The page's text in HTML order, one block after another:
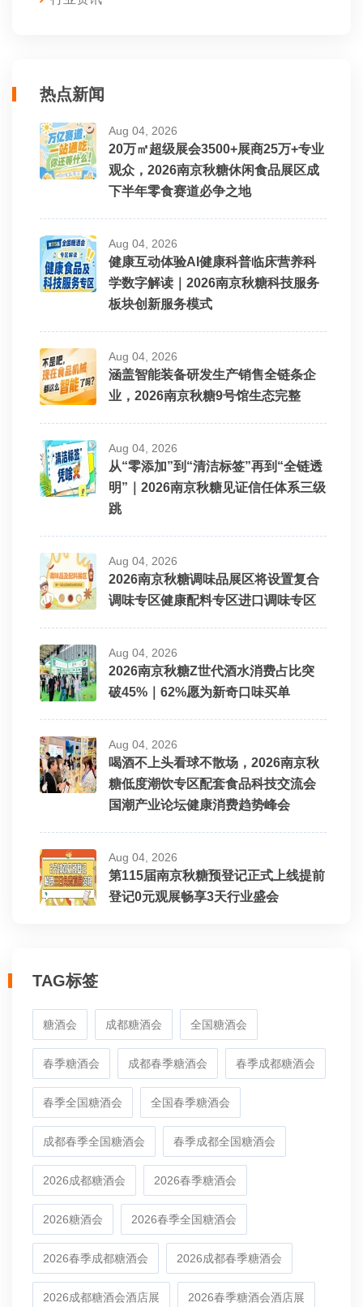
热点新闻
Aug 04, 2026
20万㎡超级展会3500+展商25万+专业
观众，2026南京秋糖休闲食品展区成
下半年零食赛道必争之地
Aug 04, 2026
健康互动体验AI健康科普临床营养科
学数字解读｜2026南京秋糖科技服务
板块创新服务模式
Aug 04, 2026
涵盖智能装备研发生产销售全链条企
业，2026南京秋糖9号馆生态完整
Aug 04, 2026
从“零添加”到“清洁标签”再到“全链透
明”｜2026南京秋糖见证信任体系三级
跳
Aug 04, 2026
2026南京秋糖调味品展区将设置复合
调味专区健康配料专区进口调味专区
Aug 04, 2026
2026南京秋糖Z世代酒水消费占比突
破45%｜62%愿为新奇口味买单
Aug 04, 2026
喝酒不上头看球不散场，2026南京秋
糖低度潮饮专区配套食品科技交流会
国潮产业论坛健康消费趋势峰会
Aug 04, 2026
第115届南京秋糖预登记正式上线提前
登记0元观展畅享3天行业盛会
TAG标签
糖酒会 成都糖酒会 全国糖酒会
春季糖酒会 成都春季糖酒会 春季成都糖酒会
春季全国糖酒会 全国春季糖酒会
成都春季全国糖酒会 春季成都全国糖酒会
2026成都糖酒会 2026春季糖酒会
2026糖酒会 2026春季全国糖酒会
2026春季成都糖酒会 2026成都春季糖酒会
2026成都糖酒会酒店展 2026春季糖酒会酒店展